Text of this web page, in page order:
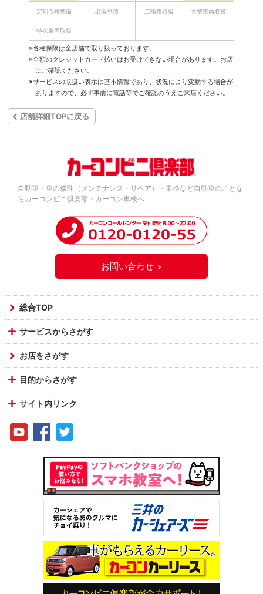
定期点検整備 出張見積 二輪車取扱 大型車両取扱
特殊車両取扱
※各種保険は全店舗で取り扱っております。
※全額のクレジットカード払いはお受けできない場合があります。お店
にご確認ください。
※サービスの取扱い表示は基本情報であり、状況により変動する場合が
ありますので、必ず事前に電話等でご確認のうえご来店ください。
店舗詳細TOPに戻る
自動車・車の修理（メンテナンス・リペア）・車検など自動車のことな
らカーコンビニ倶楽部・カーコン車検へ
お問い合わせ
総合TOP
サービスからさがす
お店をさがす
目的からさがす
サイト内リンク